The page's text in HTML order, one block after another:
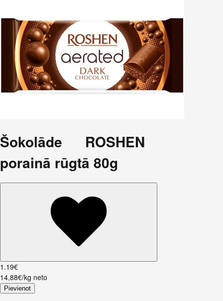
Šokolāde ROSHEN
porainā rūgtā 80g
1 .19€
14,88€/kg neto
Pievienot